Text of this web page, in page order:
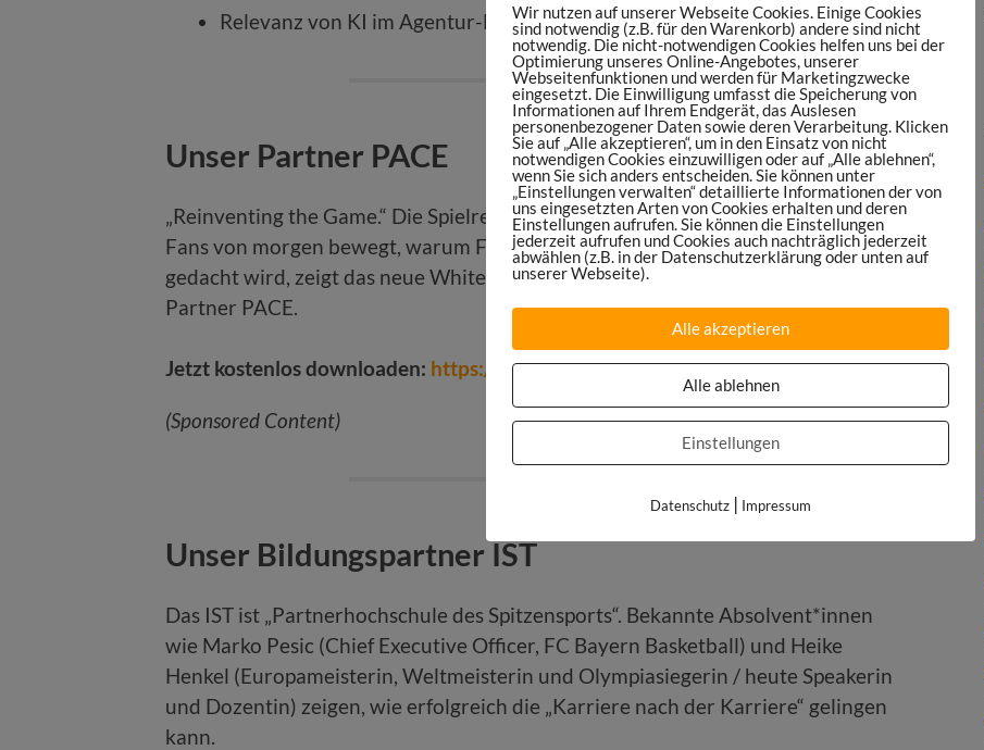
Relevanz von KI im Agentur-Business
Unser Partner PACE
„Reinventing the Game.“ Die Spielregeln im Sport werden neu geschrieben. Was
Fans von morgen bewegt, warum Frauensport boomt und wie Sport global neu
gedacht wird, zeigt das neue WhitepaperThe Next Billion Fans
Partner PACE.
Jetzt kostenlos downloaden: https://sportsmaniac.de/pace
(Sponsored Content)
Unser Bildungspartner IST
Das IST ist „Partnerhochschule des Spitzensports“. Bekannte Absolvent*innen
wie Marko Pesic (Chief Executive Officer, FC Bayern Basketball) und Heike
Henkel (Europameisterin, Weltmeisterin und Olympiasiegerin / heute Speakerin
und Dozentin) zeigen, wie erfolgreich die „Karriere nach der Karriere“ gelingen
kann.
Wir nutzen auf unserer Webseite Cookies. Einige Cookies
sind notwendig (z.B. für den Warenkorb) andere sind nicht
notwendig. Die nicht-notwendigen Cookies helfen uns bei der
Optimierung unseres Online-Angebotes, unserer
Webseitenfunktionen und werden für Marketingzwecke
eingesetzt. Die Einwilligung umfasst die Speicherung von
Informationen auf Ihrem Endgerät, das Auslesen
personenbezogener Daten sowie deren Verarbeitung. Klicken
Sie auf „Alle akzeptieren“, um in den Einsatz von nicht
notwendigen Cookies einzuwilligen oder auf „Alle ablehnen“,
wenn Sie sich anders entscheiden. Sie können unter
„Einstellungen verwalten“ detaillierte Informationen der von
uns eingesetzten Arten von Cookies erhalten und deren
Einstellungen aufrufen. Sie können die Einstellungen
jederzeit aufrufen und Cookies auch nachträglich jederzeit
abwählen (z.B. in der Datenschutzerklärung oder unten auf
unserer Webseite).
Alle akzeptieren
Alle ablehnen
Einstellungen
Datenschutz | Impressum